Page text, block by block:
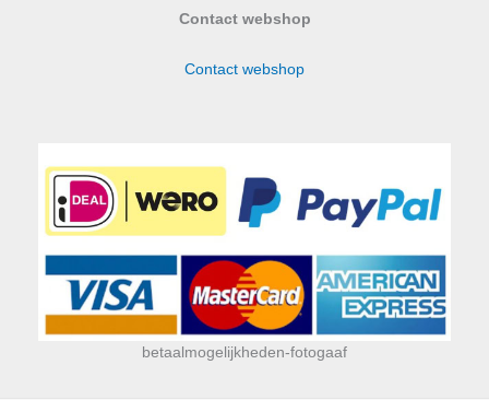
Contact webshop
Contact webshop
betaalmogelijkheden-fotogaaf